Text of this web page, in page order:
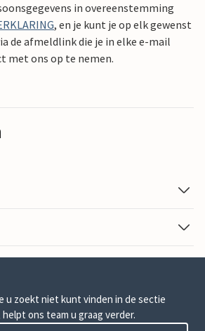
in overeenstemming
, en je kunt je op elk gewenst
de afmeldlink die je in elke e-mail
met ons op te nemen.
u zoekt niet kunt vinden in de sectie
ons team u graag verder.